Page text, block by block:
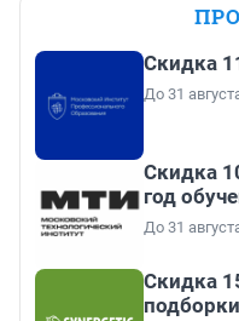
Скидка
До 31
Скидка
год
До 31
Скидка
подборки